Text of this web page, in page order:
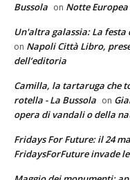
Bussola on Notte
Un'altra galassia: La festa
on Napoli Città Libro,
dell’editoria
Camilla, la tartaruga che
rotella - La Bussola on
opera di vandali o della
Fridays For Future: il 24
FridaysForFuture invade